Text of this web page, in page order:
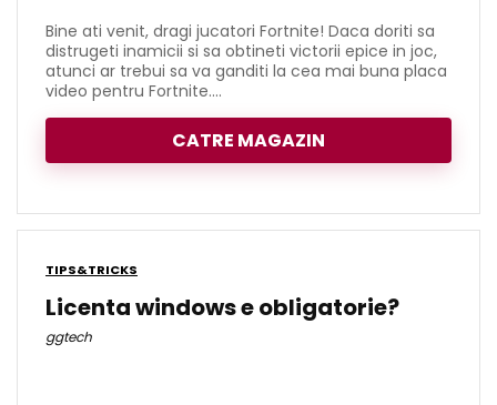
Bine ati venit, dragi jucatori Fortnite! Daca doriti sa
distrugeti inamicii si sa obtineti victorii epice in joc,
atunci ar trebui sa va ganditi la cea mai buna placa
video pentru Fortnite....
CATRE MAGAZIN
TIPS&TRICKS
Licenta windows e obligatorie?
ggtech